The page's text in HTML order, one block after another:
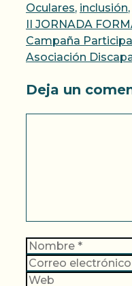
Oculares, inclusión,
II JORNADA
Campaña
Asociación
Deja un
Nombre